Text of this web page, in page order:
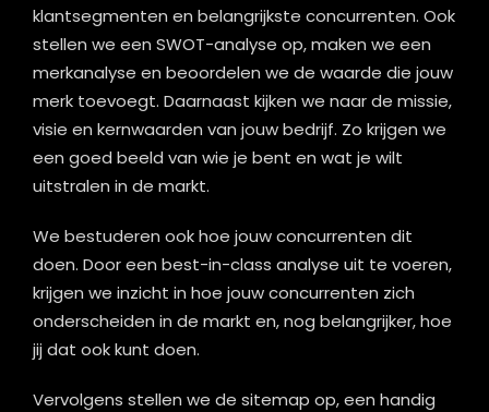
klantsegmenten en belangrijkste concurrenten. Ook
stellen we een SWOT-analyse op, maken we een
merkanalyse en beoordelen we de waarde die jouw
merk toevoegt. Daarnaast kijken we naar de missie,
visie en kernwaarden van jouw bedrijf. Zo krijgen we
een goed beeld van wie je bent en wat je wilt
uitstralen in de markt.
We bestuderen ook hoe jouw concurrenten dit
doen. Door een best-in-class analyse uit te voeren,
krijgen we inzicht in hoe jouw concurrenten zich
onderscheiden in de markt en, nog belangrijker, hoe
jij dat ook kunt doen.
Vervolgens stellen we de sitemap op, een handig